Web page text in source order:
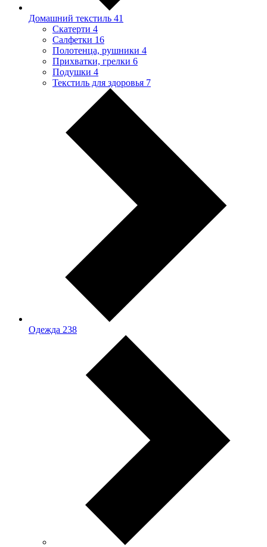
Домашний текстиль 41
Скатерти 4
Салфетки 16
Полотенца, рушники 4
Прихватки, грелки 6
Подушки 4
Текстиль для здоровья 7
Одежда 238